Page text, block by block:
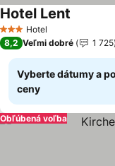
3 Počet hviezdičiek
Hotel
Hotel Lent
8,2 Veľmi dobré 1 725
Vyberte dátumy a
ceny
Obľúbená voľba